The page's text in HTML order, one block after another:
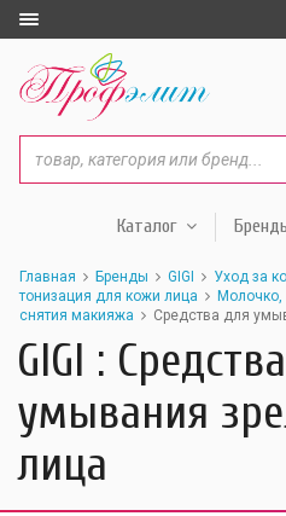
Каталог
Главная Бренды GIGI Уход за
тонизация для кожи лица
снятия макияжа
Средства для
GIGI :
умывания
лица